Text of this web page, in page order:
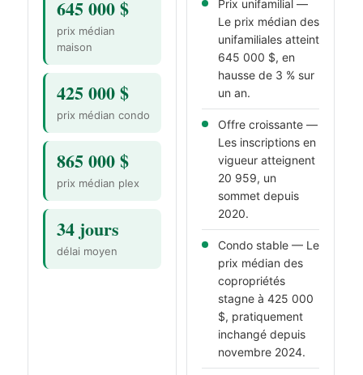
645 000 $
prix médian
maison
425 000 $
prix médian condo
865 000 $
prix médian plex
34 jours
délai moyen
Prix unifamilial —
Le prix médian des
unifamiliales atteint
645 000 $, en
hausse de 3 % sur
un an.
Offre croissante —
Les inscriptions en
vigueur atteignent
20 959, un
sommet depuis
2020.
Condo stable — Le
prix médian des
copropriétés
stagne à 425 000
$, pratiquement
inchangé depuis
novembre 2024.